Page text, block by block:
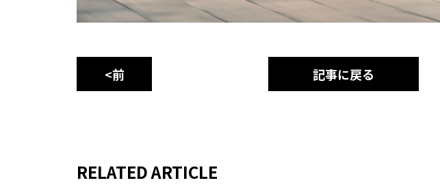
<前 記事に戻る
RELATED ARTICLE